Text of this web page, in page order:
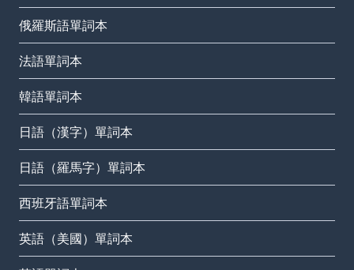
俄羅斯語單詞本
法語單詞本
韓語單詞本
日語（漢字）單詞本
日語（羅馬字）單詞本
西班牙語單詞本
英語（美國）單詞本